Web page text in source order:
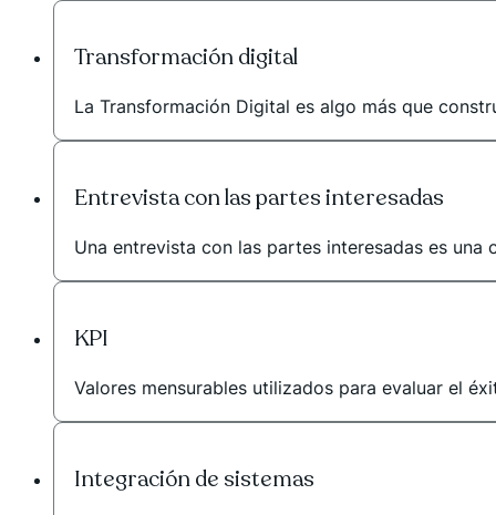
Transformación digital
La Transformación Digital es algo más que
Entrevista con las partes interesadas
Una entrevista con las partes interesadas es
KPI
Valores mensurables utilizados para evaluar el
Integración de sistemas